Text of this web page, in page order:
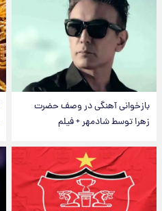
بازخوانی آهنگی در وصف حضرت
زهرا توسط شادمهر + فیلم